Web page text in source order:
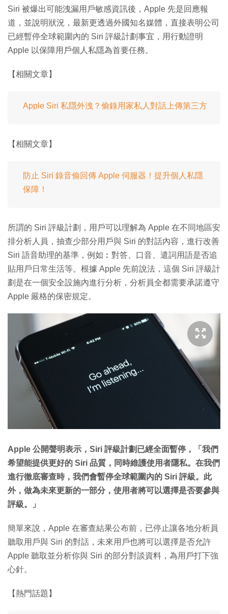
Siri 被爆出可能洩漏用戶敏感資訊後，Apple 先是回應報
道，並說明狀況，最新更透過外國知名媒體，直接表明公司
已經暫停全球範圍內的 Siri 評級計劃事宜，用行動證明
Apple 以保障用戶個人私隱為首要任務。
【相關文章】
Apple Siri 私隱外洩？偷錄用家私人對話上傳第三方
【相關文章】
防止 Siri 錄音偷回傳 Apple 伺服器！提升個人私隱
保障！
所謂的 Siri 評級計劃，用戶可以理解為 Apple 在不同地區安
排分析人員，抽查少部分用戶與 Siri 的對話內容，進行改善
Siri 語音助理的基準，例如︰對答、口音、遣詞用語是否追
貼用戶日常生活等。根據 Apple 先前說法，這個 Siri 評級計
劃是在一個安全設施內進行分析，分析員全都需要承諾遵守
Apple 嚴格的保密規定。
Apple 公開聲明表示，Siri 評級計劃已經全面暫停，「我們
希望能提供更好的 Siri 品質，同時維護使用者隱私。在我們
進行徹底審查時，我們會暫停全球範圍內的 Siri 評級。此
外，做為未來更新的一部分，使用者將可以選擇是否要參與
評級。」
簡單來說，Apple 在審查結果公布前，已停止讓各地分析員
聽取用戶與 Siri 的對話，未來用戶也將可以選擇是否允許
Apple 聽取並分析你與 Siri 的部分對談資料，為用戶打下強
心針。
【熱門話題】